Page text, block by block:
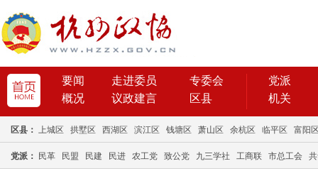
要闻 走进委员
专委会
概况
议政建言 区县
党派
机关
区县： 上城区 拱墅区 西湖区 滨江区 钱塘区 萧山区 余杭区 临平区 富阳
党派： 民革 民盟 民建 民进 农工党 致公党 九三学社 工商联 市总工会